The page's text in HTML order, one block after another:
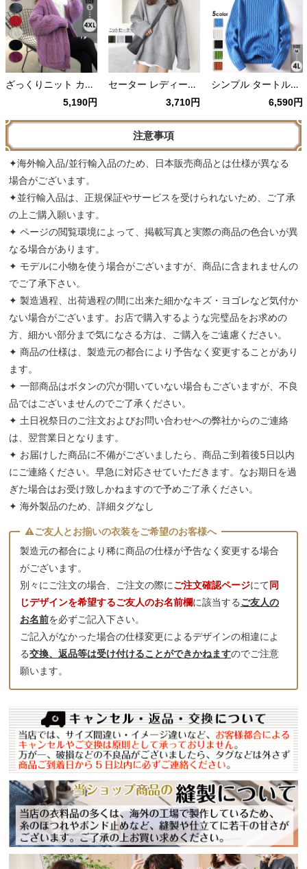
ざっくりニット カーディガン セーター 春ニット パープル/ダークパープル/レッド/ベージュ/ブルー/ブラック
5,190円
セーター レディース ラウンドネック トップス 長袖 オーバーサイズ ブラック/グレー/グリーン
3,710円
シンプル タートルネック セーター/ニット 長袖 メンズトップス ブルー/ホワイト/ブラック/グリーン/キャメル
6,590円
注意事項
✦海外輸入品/並行輸入品のため、日本販売商品とは仕様が異なる
場合がございます。
✦並行輸入品は、正規保証やサービスを受けられないため、ご了承
の上ご購入願います。
✦ ページの閲覧環境によって、掲載写真と実際の商品の色合いが異
なる場合があります。
✦ モデルに小物を使う場合がございますが、商品に含まれませんの
でご了承下さい。
✦ 製造過程、出荷過程の間に出来た細かなキズ・ヨゴレなど気付か
ない場合がございます。お店で購入するような完璧品をお求めの
方、細かい部分まで気になさる方は、ご購入をご遠慮ください。
✦ 商品の仕様は、製造元の都合により予告なく変更することがあり
ます。
✦ 一部商品はボタンの穴が開いていない場合もございますが、不良
品ではございませんのでご了承ください。
✦ 土日祝祭日のご注文およびお問い合わせへの弊社からのご連絡
は、翌営業日となります。
✦ お届けした商品に不備がございましたら、商品ご到着後5日以内
にご連絡ください。早急に対応させていただきます。なお期日を過
ぎた場合はお受け致しかねますので予めご了承ください。
✦ 海外製品のため、詳細タグなし
製造元の都合により稀に商品の仕様が予告なく変更する場合
がございます。
別々にご注文の場合、ご注文の際にご注文確認ページにて同
じデザインを希望するご友人のお名前欄に該当するご友人の
お名前を必ずご記入下さい。
ご記入がなかった場合の仕様変更によるデザインの相違によ
る交換、返品等は受け付けることができかねますのでご注意
願います。